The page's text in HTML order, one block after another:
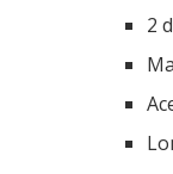
2